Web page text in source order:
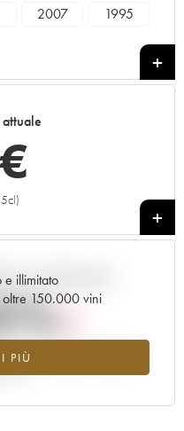
2007
1995
€
+
e illimitato
oltre 150.000 vini
PIÙ
in tempo reale
2020 nel 2026